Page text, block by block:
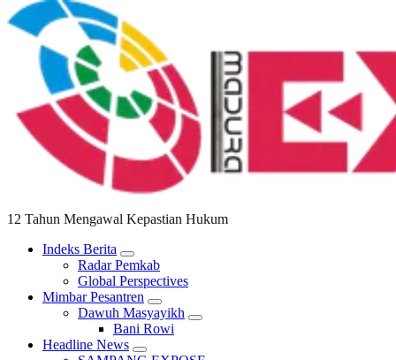
12 Tahun Mengawal Kepastian Hukum
Indeks Berita
Radar Pemkab
Global Perspectives
Mimbar Pesantren
Dawuh Masyayikh
Bani Rowi
Headline News